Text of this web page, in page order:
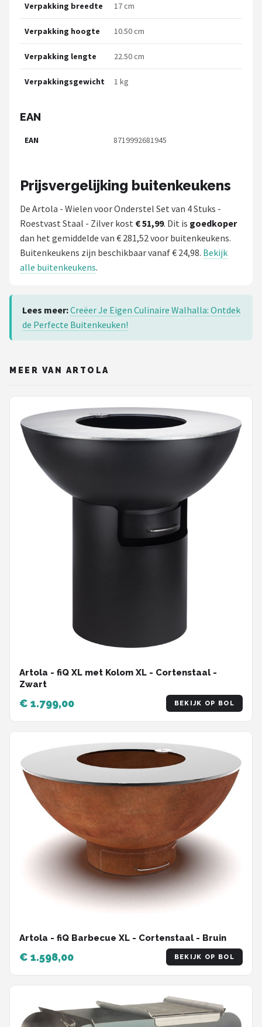
Verpakking breedte 17 cm
Verpakking hoogte 10.50 cm
Verpakking lengte 22.50 cm
Verpakkingsgewicht 1 kg
EAN
EAN 8719992681945
Prijsvergelijking buitenkeukens
De Artola - Wielen voor Onderstel Set van 4 Stuks -
Roestvast Staal - Zilver kost € 51,99. Dit is goedkoper
dan het gemiddelde van € 281,52 voor buitenkeukens.
Buitenkeukens zijn beschikbaar vanaf € 24,98. Bekijk
alle buitenkeukens.
Lees meer:Creëer Je Eigen Culinaire Walhalla: Ontdek
de Perfecte Buitenkeuken!
MEER VAN ARTOLA
Artola - fiQ XL met Kolom XL - Cortenstaal -
Zwart
€ 1.799,00 BEKIJK OP BOL
Artola - fiQ Barbecue XL - Cortenstaal - Bruin
€ 1.598,00 BEKIJK OP BOL